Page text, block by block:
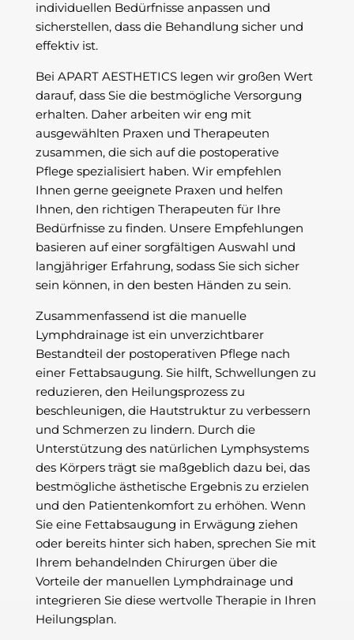
individuellen Bedürfnisse anpassen und
sicherstellen, dass die Behandlung sicher und
effektiv ist.
Bei APART AESTHETICS legen wir großen Wert
darauf, dass Sie die bestmögliche Versorgung
erhalten. Daher arbeiten wir eng mit
ausgewählten Praxen und Therapeuten
zusammen, die sich auf die postoperative
Pflege spezialisiert haben. Wir empfehlen
Ihnen gerne geeignete Praxen und helfen
Ihnen, den richtigen Therapeuten für Ihre
Bedürfnisse zu finden. Unsere Empfehlungen
basieren auf einer sorgfältigen Auswahl und
langjähriger Erfahrung, sodass Sie sich sicher
sein können, in den besten Händen zu sein.
Zusammenfassend ist die manuelle
Lymphdrainage ist ein unverzichtbarer
Bestandteil der postoperativen Pflege nach
einer Fettabsaugung. Sie hilft, Schwellungen zu
reduzieren, den Heilungsprozess zu
beschleunigen, die Hautstruktur zu verbessern
und Schmerzen zu lindern. Durch die
Unterstützung des natürlichen Lymphsystems
des Körpers trägt sie maßgeblich dazu bei, das
bestmögliche ästhetische Ergebnis zu erzielen
und den Patientenkomfort zu erhöhen. Wenn
Sie eine Fettabsaugung in Erwägung ziehen
oder bereits hinter sich haben, sprechen Sie mit
Ihrem behandelnden Chirurgen über die
Vorteile der manuellen Lymphdrainage und
integrieren Sie diese wertvolle Therapie in Ihren
Heilungsplan.